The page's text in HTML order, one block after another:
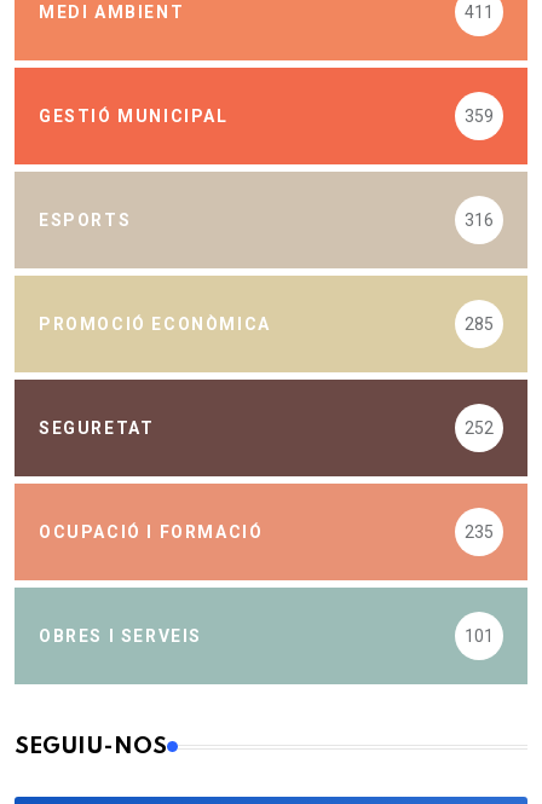
MEDI AMBIENT 411
GESTIÓ MUNICIPAL 359
ESPORTS 316
PROMOCIÓ ECONÒMICA 285
SEGURETAT 252
OCUPACIÓ I FORMACIÓ 235
OBRES I SERVEIS 101
SEGUIU-NOS